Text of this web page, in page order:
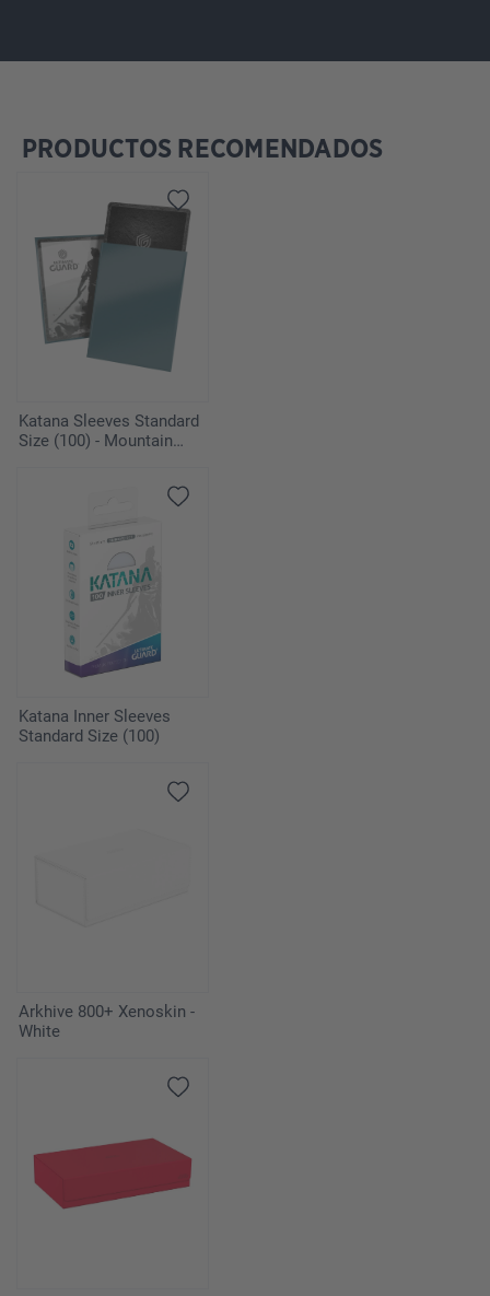
Omitir la galería de productos
PRODUCTOS RECOMENDADOS
Katana Sleeves Standard
Size (100) - Mountain
Katana Inner Sleeves
Standard Size (100)
Arkhive 800+ Xenoskin -
White